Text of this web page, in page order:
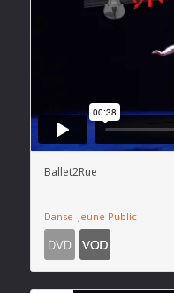
Ballet2Rue
Danse Jeune Public